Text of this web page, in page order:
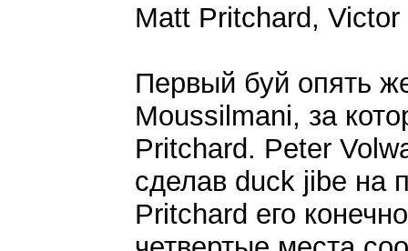
Matt Pritchard,
Первый буй опять
Moussilmani, за
Pritchard. Peter
сделав duck jibe на
Pritchard его